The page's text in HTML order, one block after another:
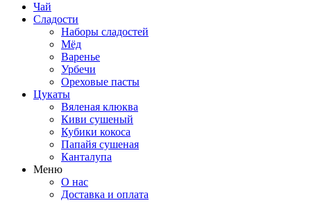
Чай
Сладости
Наборы сладостей
Мёд
Варенье
Урбечи
Ореховые пасты
Цукаты
Вяленая клюква
Киви сушеный
Кубики кокоса
Папайя сушеная
Канталупа
Меню
О нас
Доставка и оплата